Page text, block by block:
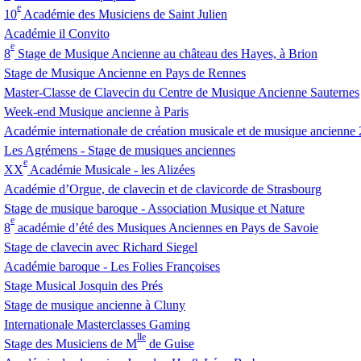
10
e
Académie des Musiciens de Saint Julien
Académie il Convito
8
e
Stage de Musique Ancienne au château des Hayes, à Brion
Stage de Musique Ancienne en Pays de Rennes
Master-Classe de Clavecin du Centre de Musique Ancienne Sauternes
Week-end Musique ancienne à Paris
Académie internationale de création musicale et de musique ancienne
Les Agrémens - Stage de musiques anciennes
XX
e
Académie Musicale - les Alizées
Académie d’Orgue, de clavecin et de clavicorde de Strasbourg
Stage de musique baroque - Association Musique et Nature
8
e
académie d’été des Musiques Anciennes en Pays de Savoie
Stage de clavecin avec Richard Siegel
Académie baroque - Les Folies Françoises
Stage Musical Josquin des Prés
Stage de musique ancienne à Cluny
Internationale Masterclasses Gaming
Stage des Musiciens de M
lle
de Guise